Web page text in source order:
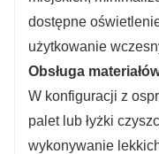
dostępne
użytkowanie
Obsługa
W konfiguracji z
palet lub łyżki
wykonywanie